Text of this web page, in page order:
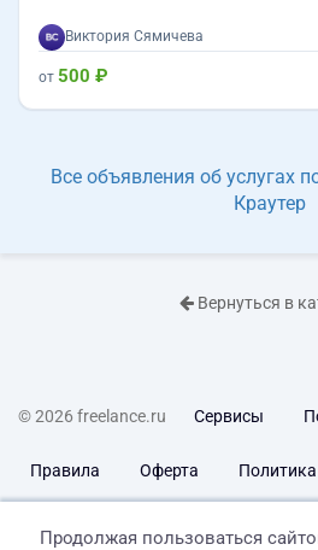
Виктория Сямичева
от 500 ₽
Все объявления об услугах
Краутер
Вернуться в
© 2026 freelance.ru Сервисы
Правила Оферта
Продолжая пользоваться